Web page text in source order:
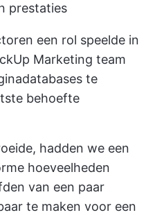
prestaties
een rol speelde in
Marketing team
te
behoefte
hadden we een
hoeveelheden
van een paar
te maken voor een